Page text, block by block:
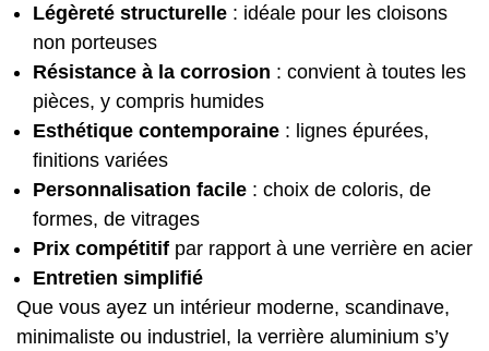
Légèreté structurelle : idéale pour les cloisons
non porteuses
Résistance à la corrosion : convient à toutes les
pièces, y compris humides
Esthétique contemporaine : lignes épurées,
finitions variées
Personnalisation facile : choix de coloris, de
formes, de vitrages
Prix compétitif par rapport à une verrière en acier
Entretien simplifié
Que vous ayez un intérieur moderne, scandinave,
minimaliste ou industriel, la verrière aluminium s’y